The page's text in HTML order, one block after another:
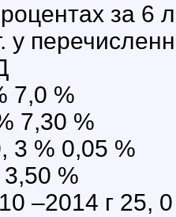
за 6
у
7,0 %
7,30 %
3 % 0,05 %
%
–2014 г 25,